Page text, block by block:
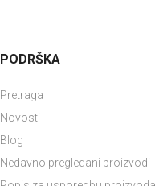
PODRŠKA
Pretraga
Novosti
Blog
Nedavno pregledani proizvodi